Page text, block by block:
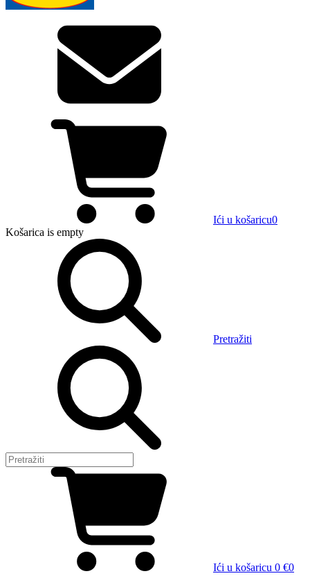
Ići u košaricu0
Košarica is empty
Pretražiti
Ići u košaricu 0 €0